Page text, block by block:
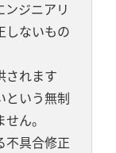
ジニアリ
しないもの
されます
という無制
ん。
不具合修正